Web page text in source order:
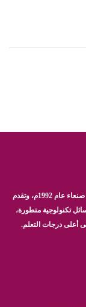
رياض ومدارس النهضة الحديثة مدارس أهلية تأسست بمدينة صنعاء عام 1992م، وتقدم
تكنولوجية متطورة،
أعلى درجات التعلم.